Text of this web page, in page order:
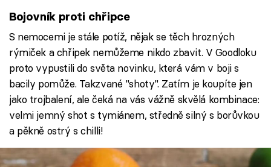
Bojovník proti chřipce
S nemocemi je stále potíž, nějak se těch hrozných
rýmiček a chřipek nemůžeme nikdo zbavit. V Goodloku
proto vypustili do světa novinku, která vám v boji s
bacily pomůže. Takzvané "shoty". Zatím je koupíte jen
jako trojbalení, ale čeká na vás vážně skvělá kombinace:
velmi jemný shot s tymiánem, středně silný s borůvkou
a pěkně ostrý s chilli!